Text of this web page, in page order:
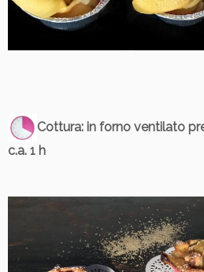
Cottura: in forno ventilato
c.a. 1 h